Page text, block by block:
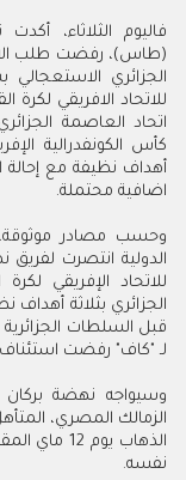
فاليوم الثلاثاء،
(طاس)، رفضت طلب
الجزائري الاستعجالي
اتحاد العاصمة
كأس الكونفدرالية
أهداف نظيفة مع إحالة
اضافية محتملة.
وحسب مصادر موثوقة،
الدولية انتصرت لفريق
للاتحاد الإفريقي
الجزائري بثلاثة
قبل السلطات
لـ "كاف" رفضت استئناف
وسيواجه نهضة بركان
الزمالك المصري،
نفسه.